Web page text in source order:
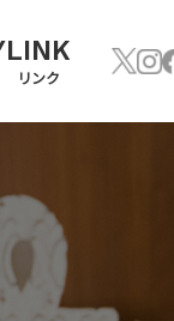
LINK
リンク